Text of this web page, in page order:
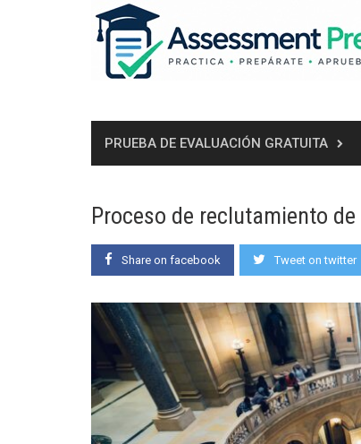
PRUEBA DE EVALUACIÓN GRATUITA
Proceso de reclutamiento de
Share on facebook Tweet on twitter